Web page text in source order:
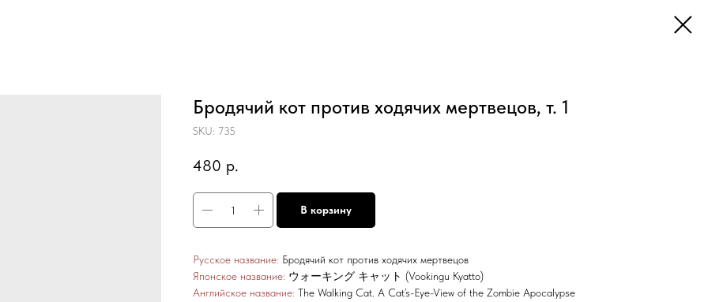
Бродячий кот против ходячих мертвецов, т. 1
SKU: 735
480 р.
В корзину
Русское название: Бродячий кот против ходячих мертвецов
Японское название: ウォーキング キャット (Vookingu Kyatto)
Английское название: The Walking Cat. A Cat’s-Eye-View of the Zombie Apocalypse